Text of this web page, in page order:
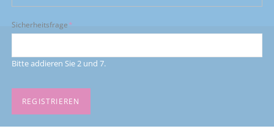
Pflichtfeld
Sicherheitsfrage*
Bitte addieren Sie 2 und 7.
REGISTRIEREN